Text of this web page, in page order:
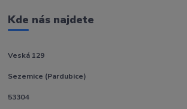
Kde nás najdete
Veská 129
Sezemice (Pardubice)
53304